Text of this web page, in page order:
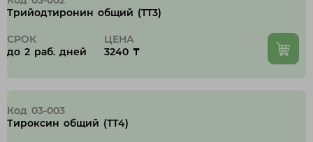
Трийодтиронин общий (TT3)
СРОК
до 2 раб. дней
ЦЕНА
3240 ₸
Код 03-003
Тироксин общий (TТ4)
Лисаковск
П
Р